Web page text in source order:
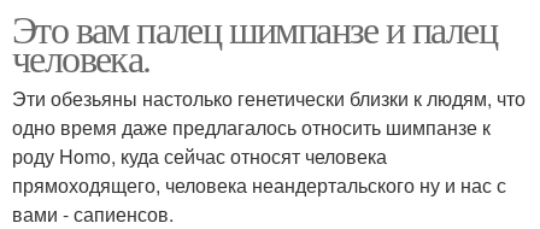
Это вам палец шимпанзе и палец
человека.
Эти обезьяны настолько генетически близки к людям, что
одно время даже предлагалось относить шимпанзе к
роду Homo, куда сейчас относят человека
прямоходящего, человека неандертальского ну и нас с
вами - сапиенсов.